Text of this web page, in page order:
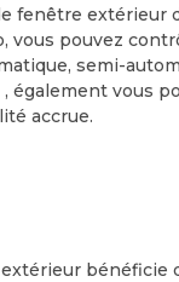
extérieur
vous pouvez
semi-
également vous
accrue.
bénéficie